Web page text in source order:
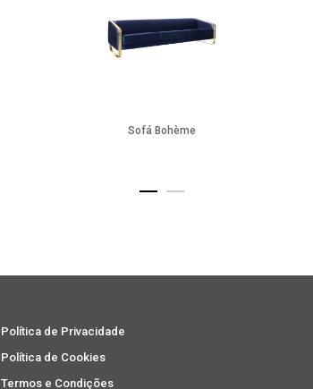
Sofá Bohème
Política de Privacidade
Política de Cookies
Termos e Condições